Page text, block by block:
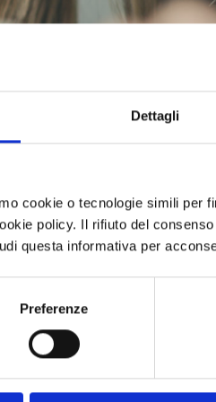
Dettagli
cookie o tecnologie simili per
policy. Il rifiuto del
questa informativa per
Preferenze
We deliver
and on-
are under as they